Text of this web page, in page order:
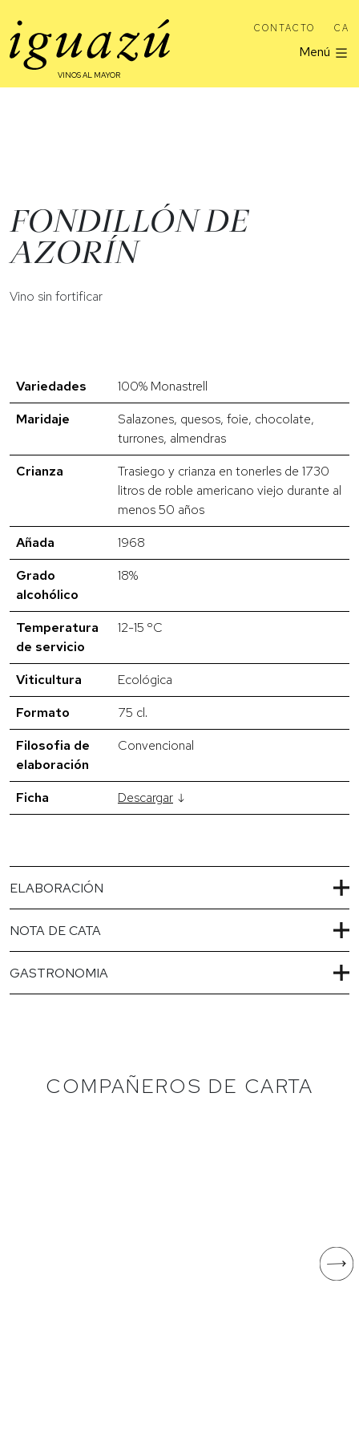
CONTACTO CA
Menú
VINOS AL MAYOR
FONDILLÓN DE
AZORÍN
Vino sin fortificar
Variedades
100% Monastrell
Maridaje
Salazones, quesos, foie, chocolate,
turrones, almendras
Crianza
Trasiego y crianza en tonerles de 1730
litros de roble americano viejo durante al
menos 50 años
Añada
1968
Grado
alcohólico
18%
Temperatura
de servicio
12-15 ºC
Viticultura
Ecológica
Formato
75 cl.
Filosofia de
elaboración
Convencional
Ficha Descargar
ELABORACIÓN
NOTA DE CATA
GASTRONOMIA
COMPAÑEROS DE CARTA